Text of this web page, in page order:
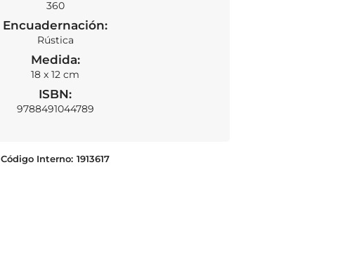
360
Encuadernación:
Rústica
Medida:
18 x 12 cm
ISBN:
9788491044789
Código Interno: 1913617